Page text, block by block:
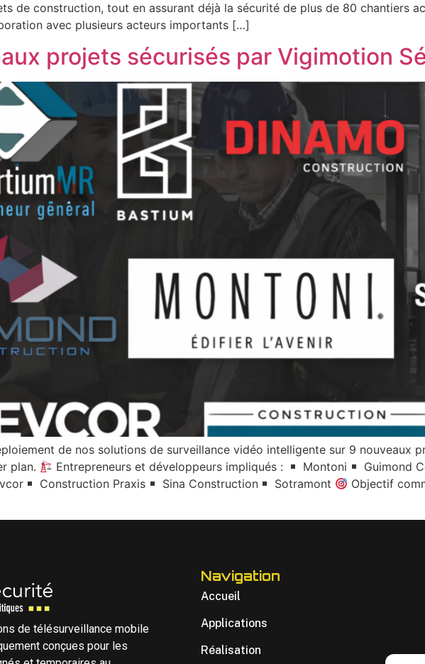
de construction, tout en assurant déjà la sécurité de plus de 80 chantiers
avec plusieurs acteurs importants […]
projets sécurisés par Vigimotion
de nos solutions de surveillance vidéo intelligente sur 9
plan.
Entrepreneurs et développeurs impliqués : Montoni Guimond
Construction Praxis Sina Construction Sotramont
Objectif
de télésurveillance mobile
conçues pour les
Navigation
Accueil
Applications
Réalisation